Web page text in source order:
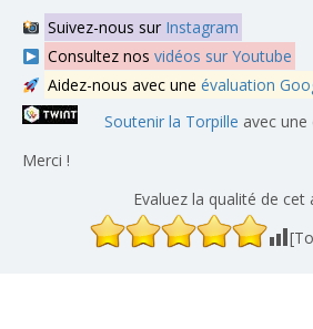
Suivez-nous sur Instagram
Consultez nos vidéos sur Youtube
Aidez-nous avec une évaluation
Soutenir la Torpille avec
Merci !
Evaluez la qualité de cet